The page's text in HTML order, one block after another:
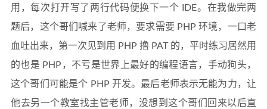
用，每次打开写了两行代码便换下一个 IDE。在我做完两
题后，这个哥们喊来了老师，要求需要 PHP 环境，一口老
血吐出来，第一次见到用 PHP 撸 PAT 的，平时练习居然用
的也是 PHP，不亏是世界上最好的编程语言，手动狗头，
这个哥们可能是个 PHP 开发。最后老师表示无能为力，让
他去另一个教室找主管老师，没想到这个哥们回来以后直